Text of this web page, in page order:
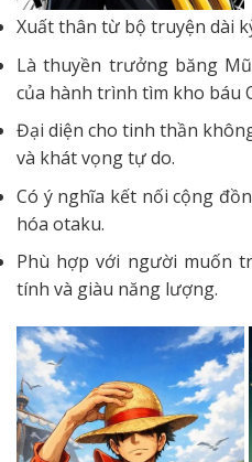
Xuất thân từ bộ truyện dài
Là thuyền trưởng băng
của hành trình tìm kho báu
Đại diện cho tinh thần
và khát vọng tự do.
Có ý nghĩa kết nối cộng
hóa otaku.
Phù hợp với người muốn
tính và giàu năng lượng.